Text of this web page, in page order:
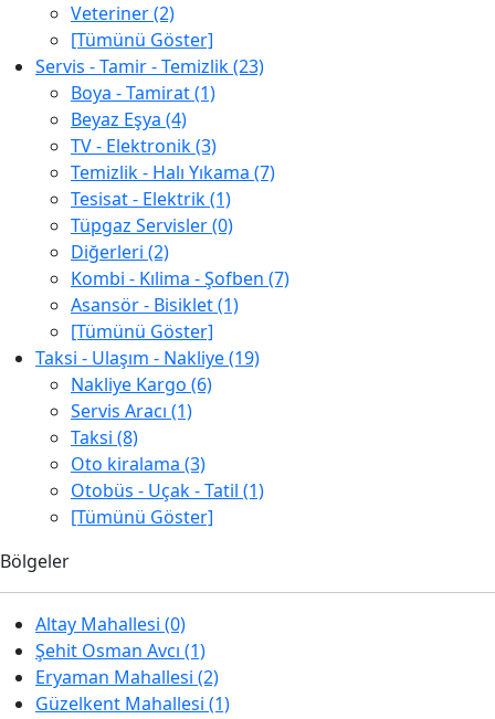
Veteriner (2)
[Tümünü Göster]
Servis - Tamir - Temizlik (23)
Boya - Tamirat (1)
Beyaz Eşya (4)
TV - Elektronik (3)
Temizlik - Halı Yıkama (7)
Tesisat - Elektrik (1)
Tüpgaz Servisler (0)
Diğerleri (2)
Kombi - Kılima - Şofben (7)
Asansör - Bisiklet (1)
[Tümünü Göster]
Taksi - Ulaşım - Nakliye (19)
Nakliye Kargo (6)
Servis Aracı (1)
Taksi (8)
Oto kiralama (3)
Otobüs - Uçak - Tatil (1)
[Tümünü Göster]
Bölgeler
Altay Mahallesi (0)
Şehit Osman Avcı (1)
Eryaman Mahallesi (2)
Güzelkent Mahallesi (1)